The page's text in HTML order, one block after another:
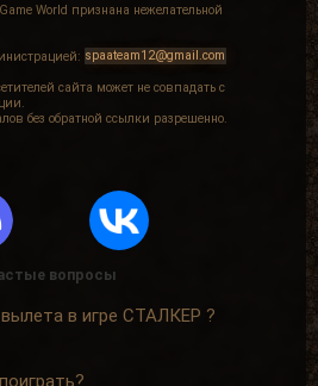
World признана нежелательной
spaateam12@gmail.com
сайта может не совпадать с
без обратной ссылки разрешенно.
вопросы
в игре СТАЛКЕР ?